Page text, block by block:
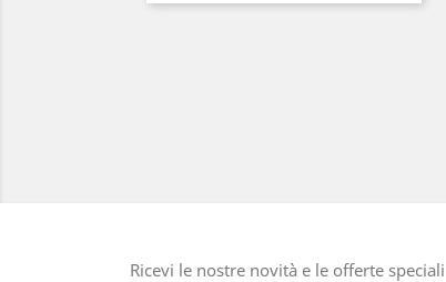
Ricevi le nostre novità e le offerte speciali